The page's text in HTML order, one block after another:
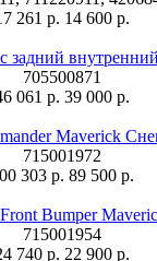
261 р. 14 600 р.
задний внутренний
705500871
061 р. 39 000 р.
Maverick
715001972
303 р. 89 500 р.
Bumper
715001954
740 р. 22 900 р.